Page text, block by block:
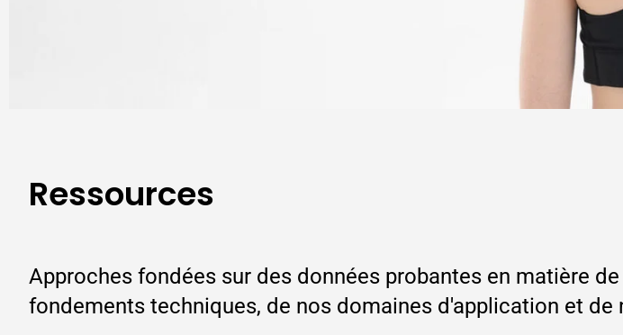
Ressources
Approches fondées sur des données probantes en matière
fondements techniques, de nos domaines d'application et de